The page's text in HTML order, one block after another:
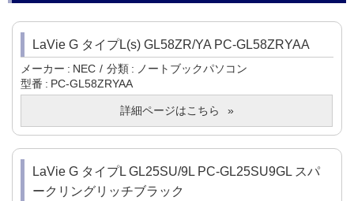
LaVie G タイプL(s) GL58ZR/YA PC-GL58ZRYAA
メーカー NEC 分類
ノートブックパソコン
型番
PC-GL58ZRYAA
詳細ページはこちら
LaVie G タイプL GL25SU/9L PC-GL25SU9GL スパ
ークリングリッチブラック